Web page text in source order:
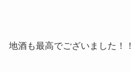
地酒も最高でございました！！